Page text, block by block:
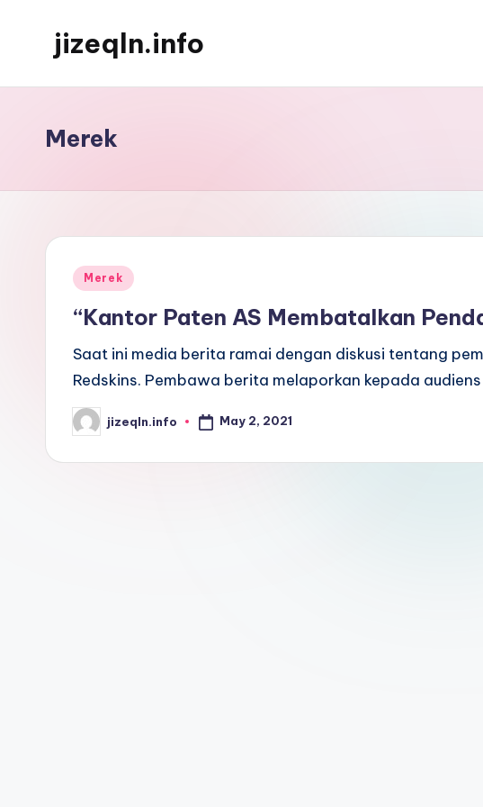
jizeqln.info
Untuk
Merek
Posted
Merek
“Kantor Paten AS Membatalkan
Saat ini media berita ramai dengan diskusi tentang
Redskins. Pembawa berita melaporkan kepada
Posted
by
jizeqln.info May 2, 2021